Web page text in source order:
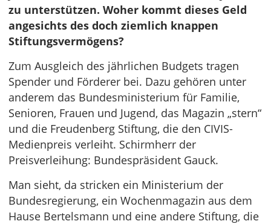
zu unterstützen. Woher kommt dieses Geld
angesichts des doch ziemlich knappen
Stiftungsvermögens?
Zum Ausgleich des jährlichen Budgets tragen
Spender und Förderer bei. Dazu gehören unter
anderem das Bundesministerium für Familie,
Senioren, Frauen und Jugend, das Magazin „stern“
und die Freudenberg Stiftung, die den CIVIS-
Medienpreis verleiht. Schirmherr der
Preisverleihung: Bundespräsident Gauck.
Man sieht, da stricken ein Ministerium der
Bundesregierung, ein Wochenmagazin aus dem
Hause Bertelsmann und eine andere Stiftung, die